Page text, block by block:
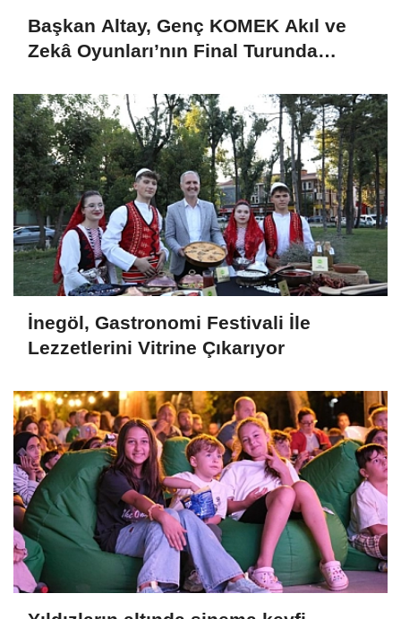
Başkan Altay, Genç KOMEK Akıl ve
Zekâ Oyunları’nın Final Turunda
İnegöl, Gastronomi Festivali İle
Lezzetlerini Vitrine Çıkarıyor